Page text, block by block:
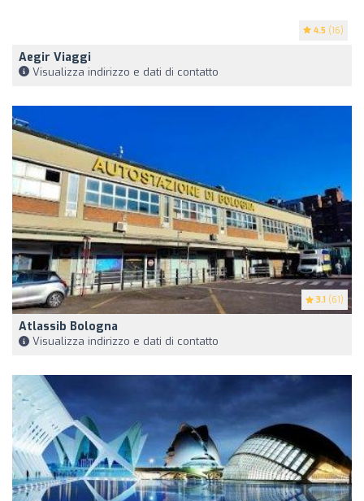
4.5 (16)
Aegir Viaggi
Visualizza indirizzo e dati di contatto
3.1 (61)
Atlassib Bologna
Visualizza indirizzo e dati di contatto